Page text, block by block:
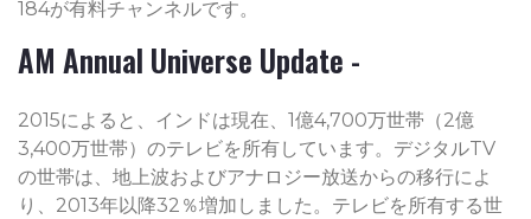
184が有料チャンネルです。
AM Annual Universe Update -
2015によると、インドは現在、1億4,700万世帯（2億
3,400万世帯）のテレビを所有しています。デジタルTV
の世帯は、地上波およびアナロジー放送からの移行によ
り、2013年以降32％増加しました。テレビを所有する世